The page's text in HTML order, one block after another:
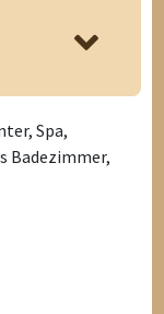
Spa,
Badezimmer,